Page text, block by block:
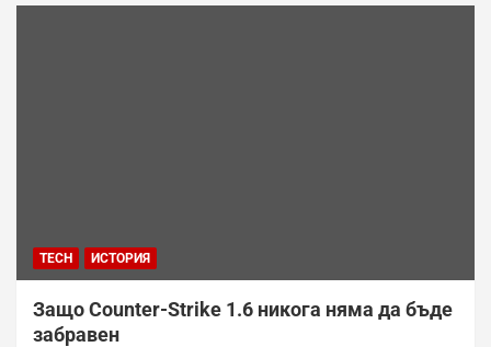
TECH ИСТОРИЯ
Защо Counter-Strike 1.6 никога няма да бъде
забравен